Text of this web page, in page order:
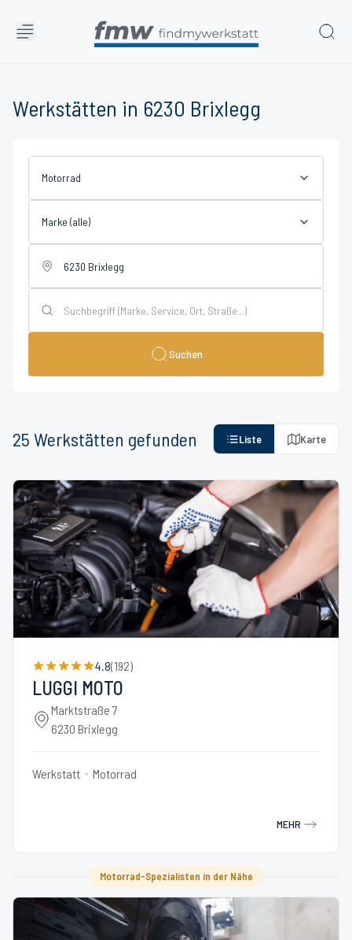
Werkstätten in 6230 Brixlegg
Motorrad
Marke (alle)
Suchen
25 Werkstätten gefunden Liste Karte
4.8(192)
LUGGI MOTO
Marktstraße 7
6230 Brixlegg
Werkstatt Motorrad
MEHR
Motorrad-Spezialisten in der Nähe